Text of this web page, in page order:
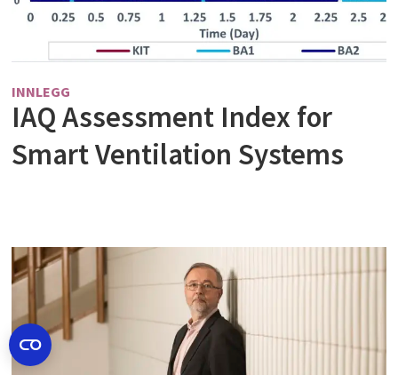
INNLEGG
IAQ Assessment Index for
Smart Ventilation Systems